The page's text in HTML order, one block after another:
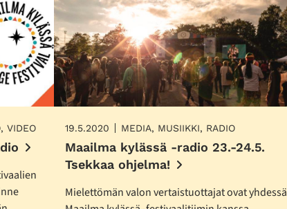
VIDEO 19.5.2020 MEDIA, MUSIIKKI, RADIO
Maailma kylässä -radio 23.-24.5.
Tsekkaa ohjelma!
Mielettömän valon vertaistuottajat ovat yhdessä